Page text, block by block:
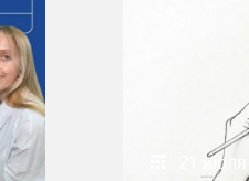
21